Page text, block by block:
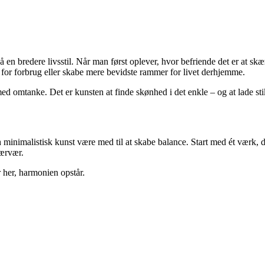
bredere livsstil. Når man først oplever, hvor befriende det er at
forbrug eller skabe mere bevidste rammer for livet derhjemme.
omtanke. Det er kunsten at finde skønhed i det enkle – og at lade
kunst være med til at skabe balance. Start med ét
harmonien opstår.